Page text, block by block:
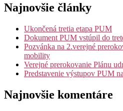
Najnovšie články
Ukončená tretia etapa PUM
Dokument PUM vstúpil do
Pozvánka na 2.verejné
mobility
Verejné prerokovanie Plánu
Predstavenie výstupov PUM
Najnovšie komentáre